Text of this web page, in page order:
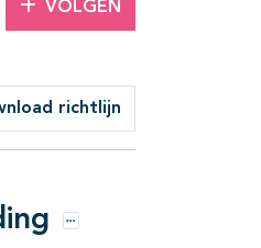
VOLGEN
richtlijn
Opties